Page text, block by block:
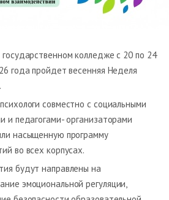
колледже с 20 по 24
года пройдет весенняя Неделя
совместно с социальными
и педагогами- организаторами
насыщенную программу
во всех корпусах.
будут направлены на
эмоциональной регуляции,